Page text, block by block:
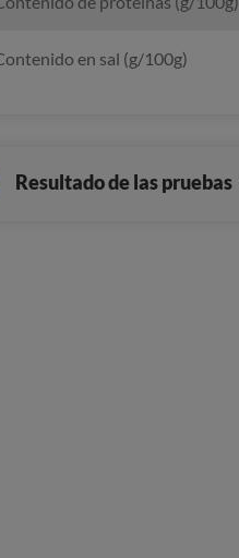
en sal (g/100g)
Resultado de las pruebas